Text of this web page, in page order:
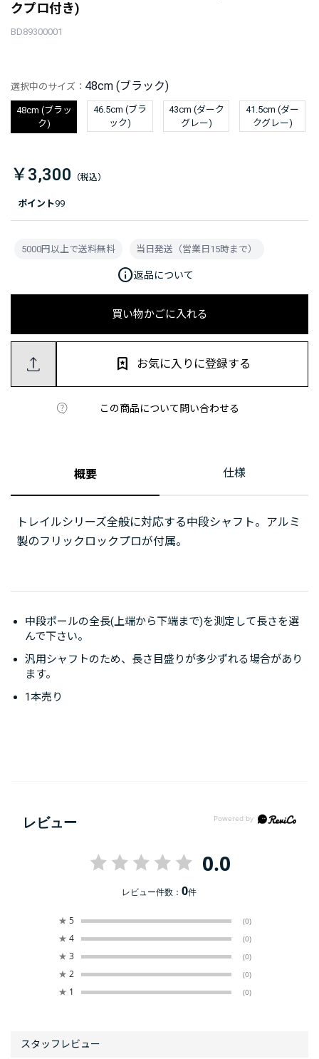
クプロ付き)
BD89300001
ポイント99
選択中のサイズ： 48cm (ブラック)
48cm (ブラッ
ク)
46.5cm (ブラ
ック)
43cm (ダーク
グレー)
41.5cm (ダー
クグレー)
￥3,300
買い物かごに入れる
この商品について問い合わせる
お気に入りに登録する
5000円以上で送料無料 当日発送（営業日15時まで）
info返品について
概要 仕様
トレイルシリーズ全般に対応する中段シャフト。アルミ
製のフリックロックプロが付属。
中段ポールの全長(上端から下端まで)を測定して長さを選
んで下さい。
汎用シャフトのため、長さ目盛りが多少ずれる場合があり
ます。
1本売り
レビュー
0.0
レビュー件数：0件
★ 5 (0)
★ 4 (0)
★ 3 (0)
★ 2 (0)
★ 1 (0)